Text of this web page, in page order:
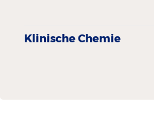
Klinische Chemie